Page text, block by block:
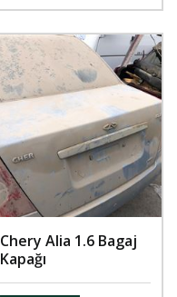
Chery Alia 1.6 Bagaj
Kapağı